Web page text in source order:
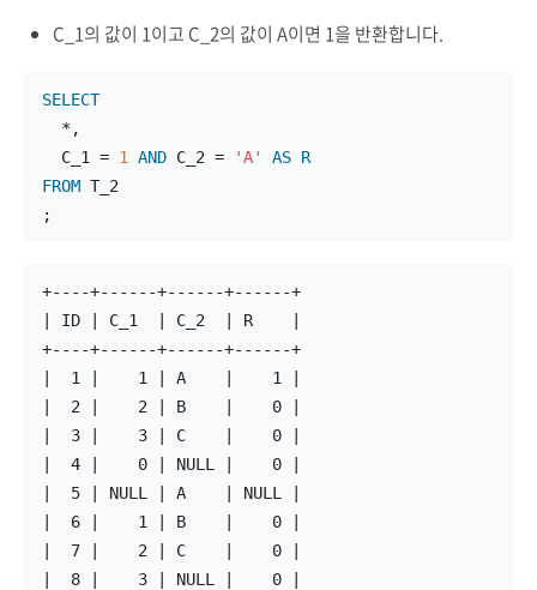
C_1의 값이 1이고 C_2의 값이 A이면 1을 반환합니다.
SELECT
  *,
  C_1 =
1 AND C_2 = 'A' AS R
FROM T_2
;
+----+------+------+------+
| ID | C_1  | C_2  | R    |
+----+------+------+------+
|  1 |    1 | A    |    1 |
|  2 |    2 | B    |    0 |
|  3 |    3 | C    |    0 |
|  4 |    0 | NULL |    0 |
|  5 | NULL | A    | NULL |
|  6 |    1 | B    |    0 |
|  7 |    2 | C    |    0 |
|  8 |    3 | NULL |    0 |